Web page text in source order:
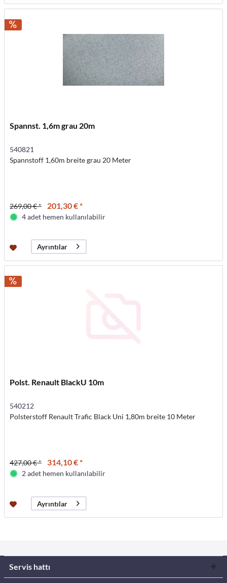
Spannst. 1,6m grau 20m
540821
Spannstoff 1,60m breite grau 20 Meter
269,00 € * 201,30 € *
4 adet hemen kullanılabilir
Ayrıntılar
Polst. Renault BlackU 10m
540212
Polsterstoff Renault Trafic Black Uni 1,80m breite 10 Meter
427,00 € * 314,10 € *
2 adet hemen kullanılabilir
Ayrıntılar
Servis hattı